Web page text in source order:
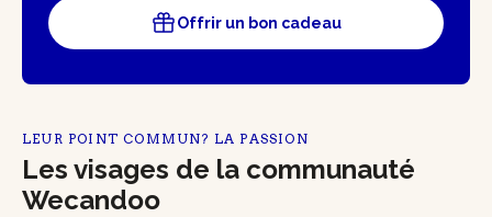
Offrir un bon cadeau
LEUR POINT COMMUN? LA PASSION
Les visages de la communauté
Wecandoo